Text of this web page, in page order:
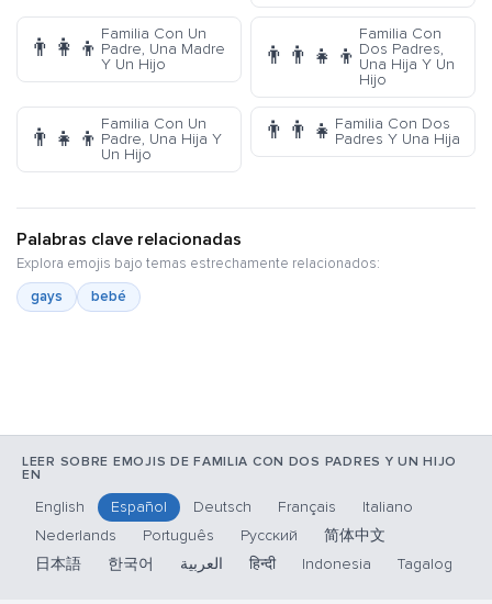
👨‍👩‍👦
Familia Con Un
Padre, Una Madre
Y Un Hijo
👨‍👨‍👧‍👦
Familia Con
Dos Padres,
Una Hija Y Un
Hijo
👨‍👧‍👦
Familia Con Un
Padre, Una Hija Y
Un Hijo
👨‍👨‍👧 Familia Con Dos
Padres Y Una Hija
Palabras clave relacionadas
Explora emojis bajo temas estrechamente relacionados:
gays
bebé
LEER SOBRE EMOJIS DE FAMILIA CON DOS PADRES Y UN HIJO
EN
English Español Deutsch Français
Italiano
Nederlands
Português Русский
简体中文
日本語
한국어 العربية हिन्दी Indonesia Tagalog